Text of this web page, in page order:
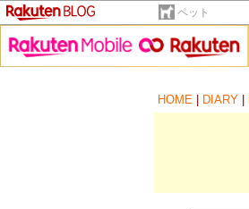
ペット
HOME
DIARY